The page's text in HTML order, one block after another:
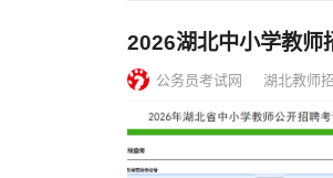
2026湖北中小学教师
公务员考试网 湖北教师